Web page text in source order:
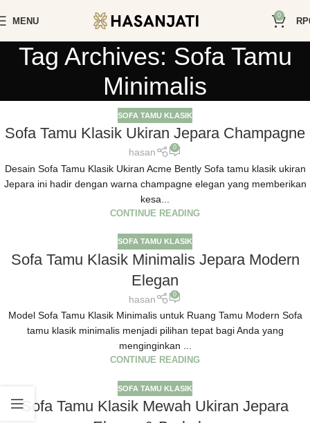
MENU
0
RP
Tag Archives: Sofa Tamu
Minimalis
SOFA TAMU KLASIK
Sofa Tamu Klasik Ukiran Jepara Champagne
hasan 0
Desain Sofa Tamu Klasik Ukiran Acme Bently Sofa tamu klasik ukiran
Jepara ini hadir dengan warna champagne elegan yang memberikan
kesa...
CONTINUE READING
SOFA TAMU KLASIK
Sofa Tamu Klasik Minimalis Jepara Modern
Elegan
hasan 0
Model Sofa Tamu Klasik Minimalis untuk Ruang Tamu Modern Sofa
tamu klasik minimalis menjadi pilihan tepat bagi Anda yang
menginginkan ...
CONTINUE READING
SOFA TAMU KLASIK
Sofa Tamu Klasik Mewah Ukiran Jepara